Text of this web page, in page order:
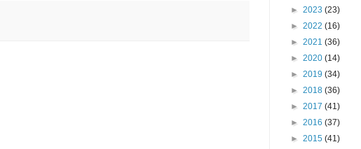
► 2023 (23)
► 2022 (16)
► 2021 (36)
► 2020 (14)
► 2019 (34)
► 2018 (36)
► 2017 (41)
► 2016 (37)
► 2015 (41)